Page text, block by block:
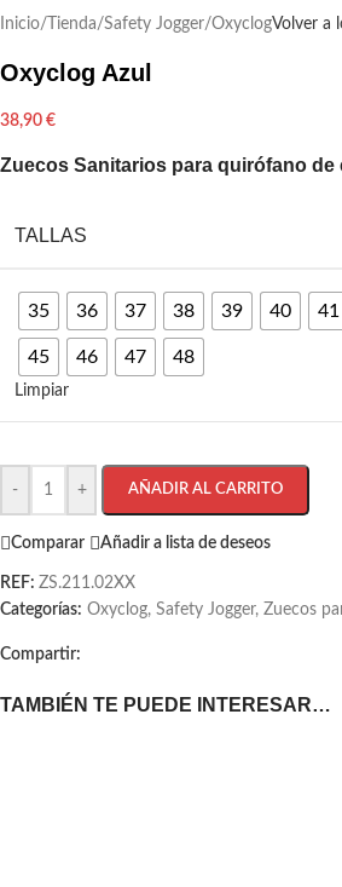
TAMBIÉN TE PUEDE INTERESAR…
Inicio/ Tienda/Safety Jogger/OxyclogVolver a
Oxyclog Azul
38,90 €
Zuecos Sanitarios para quirófano de
TALLAS
35 36 37 38 39 40 41
45 46 47 48
Limpiar
- + AÑADIR AL CARRITO
Comparar Añadir a lista de deseos
REF: ZS.211.02XX
Categorías: Oxyclog, Safety Jogger, Zuecos
Compartir: